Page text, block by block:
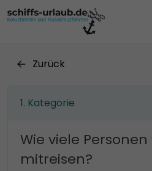
Zurück
Kategorie
Wie viele
mitreisen?